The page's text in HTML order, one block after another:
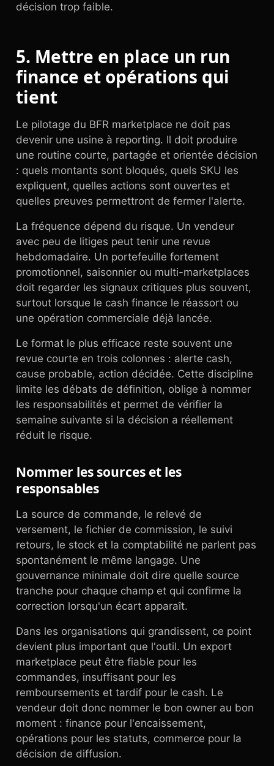
décision trop faible.
5. Mettre en place un run
finance et opérations qui
tient
Le pilotage du BFR marketplace ne doit pas
devenir une usine à reporting. Il doit produire
une routine courte, partagée et orientée décision
: quels montants sont bloqués, quels SKU les
expliquent, quelles actions sont ouvertes et
quelles preuves permettront de fermer l'alerte.
La fréquence dépend du risque. Un vendeur
avec peu de litiges peut tenir une revue
hebdomadaire. Un portefeuille fortement
promotionnel, saisonnier ou multi-marketplaces
doit regarder les signaux critiques plus souvent,
surtout lorsque le cash finance le réassort ou
une opération commerciale déjà lancée.
Le format le plus efficace reste souvent une
revue courte en trois colonnes : alerte cash,
cause probable, action décidée. Cette discipline
limite les débats de définition, oblige à nommer
les responsabilités et permet de vérifier la
semaine suivante si la décision a réellement
réduit le risque.
Nommer les sources et les
responsables
La source de commande, le relevé de
versement, le fichier de commission, le suivi
retours, le stock et la comptabilité ne parlent pas
spontanément le même langage. Une
gouvernance minimale doit dire quelle source
tranche pour chaque champ et qui confirme la
correction lorsqu'un écart apparaît.
Dans les organisations qui grandissent, ce point
devient plus important que l'outil. Un export
marketplace peut être fiable pour les
commandes, insuffisant pour les
remboursements et tardif pour le cash. Le
vendeur doit donc nommer le bon owner au bon
moment : finance pour l'encaissement,
opérations pour les statuts, commerce pour la
décision de diffusion.